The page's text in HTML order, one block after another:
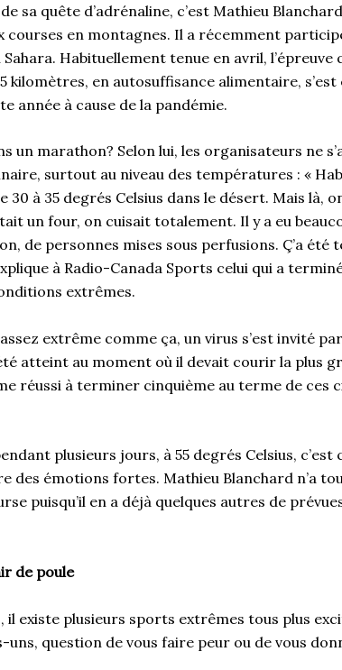
sa quête d’adrénaline, c’est Mathieu
courses en montagnes. Il a récemment
Habituellement tenue en avril,
kilomètres, en autosuffisance alimentaire,
année à cause de la pandémie.
un marathon? Selon lui, les organisateurs ne
surtout au niveau des températures : «
à 35 degrés Celsius dans le désert. Mais là,
un four, on cuisait totalement. Il y a eu
de personnes mises sous perfusions. Ç’a été
à Radio-Canada Sports celui qui a
extrêmes.
extrême comme ça, un virus s’est invité
atteint au moment où il devait courir la plus
réussi à terminer cinquième au terme de ces
plusieurs jours, à 55 degrés Celsius, c’est
des émotions fortes. Mathieu Blanchard n’a
puisqu’il en a déjà quelques autres de
de poule
il existe plusieurs sports extrêmes tous plus
uns, question de vous faire peur ou de vous